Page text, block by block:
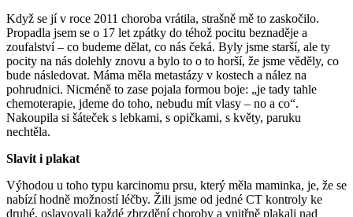
Když se jí v roce 2011 choroba vrátila, strašně mě to zaskočilo.
Propadla jsem se o 17 let zpátky do téhož pocitu beznaděje a
zoufalství – co budeme dělat, co nás čeká. Byly jsme starší, ale ty
pocity na nás dolehly znovu a bylo to o to horší, že jsme věděly, co
bude následovat. Máma měla metastázy v kostech a nález na
pohrudnici. Nicméně to zase pojala formou boje: „je tady tahle
chemoterapie, jdeme do toho, nebudu mít vlasy – no a co“.
Nakoupila si šáteček s lebkami, s opičkami, s květy, paruku
nechtěla.
Slavit i plakat
Výhodou u toho typu karcinomu prsu, který měla maminka, je, že se
nabízí hodně možností léčby. Žili jsme od jedné CT kontroly ke
druhé, oslavovali každé zbrzdění choroby a vnitřně plakali nad